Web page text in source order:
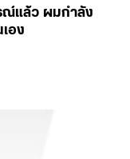
ณ์แล้ว ผมกำลัง
อง